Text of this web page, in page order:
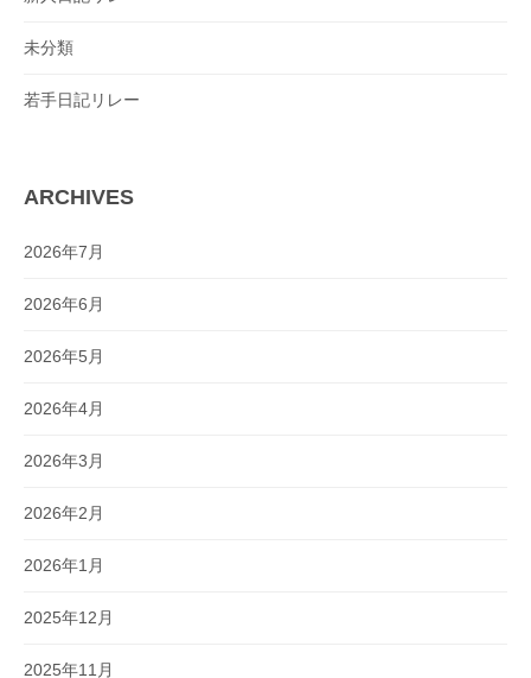
未分類
若手日記リレー
ARCHIVES
2026年7月
2026年6月
2026年5月
2026年4月
2026年3月
2026年2月
2026年1月
2025年12月
2025年11月